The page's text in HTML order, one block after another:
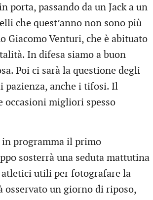
porta, passando da un Jack a un
che quest’anno non sono più
Giacomo Venturi, che è abituato
In difesa siamo a buon
Poi ci sarà la questione degli
pazienza, anche i tifosi. Il
occasioni migliori spesso
in programma il primo
sosterrà una seduta mattutina
utili per fotografare la
osservato un giorno di riposo,